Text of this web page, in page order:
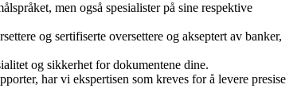
men også spesialister på sine respektive
og sertifiserte oversettere og akseptert av banker,
og sikkerhet for dokumentene dine.
har vi ekspertisen som kreves for å levere presise